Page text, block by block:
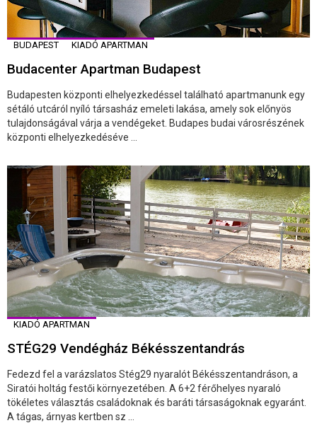
BUDAPEST KIADÓ APARTMAN
Budacenter Apartman Budapest
Budapesten központi elhelyezkedéssel található apartmanunk egy
sétáló utcáról nyíló társasház emeleti lakása, amely sok előnyös
tulajdonságával várja a vendégeket. Budapes budai városrészének
központi elhelyezkedéséve ...
KIADÓ APARTMAN
STÉG29 Vendégház Békésszentandrás
Fedezd fel a varázslatos Stég29 nyaralót Békésszentandráson, a
Siratói holtág festői környezetében. A 6+2 férőhelyes nyaraló
tökéletes választás családoknak és baráti társaságoknak egyaránt.
A tágas, árnyas kertben sz ...